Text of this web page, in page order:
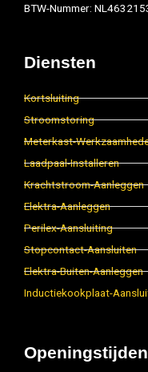
BTW-Nummer:
Diensten
Kortsluiting
Stroomstoring
Meterkast-
Laadpaal-Installeren
Krachtstroom-Aanleggen
Elektra-Aanleggen
Perilex-Aansluiting
Stopcontact-Aansluiten
Elektra-Buiten-Aanleggen
Inductiekookplaat-
Openingstijden